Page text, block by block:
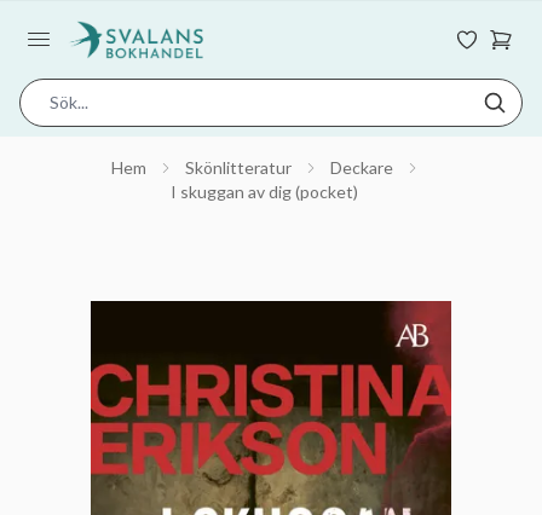
Hem Skönlitteratur
Deckare
I skuggan av dig (pocket)